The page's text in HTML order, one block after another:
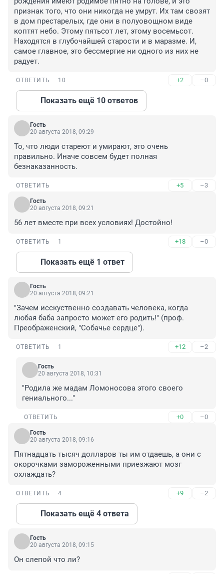
признак того, что они никогда не умрут. Их там свозят
в дом престарелых, где они в полуовощном виде
коптят небо. Этому пятьсот лет, этому восемьсот.
Находятся в глубочайшей старости и в маразме. И,
самое главное, это бессмертие ни одного из них не
радует.
ОТВЕТИТЬ 10 +2 –0
Показать ещё 10 ответов
Гость
20 августа 2018, 09:29
То, что люди стареют и умирают, это очень
правильно. Иначе совсем будет полная
безнаказанность.
ОТВЕТИТЬ +5 –3
Гость
20 августа 2018, 09:21
56 лет вместе при всех условиях! Достойно!
ОТВЕТИТЬ 1 +18 –0
Показать ещё 1 ответ
Гость
20 августа 2018, 09:21
"Зачем исскуственно создавать человека, когда
любая баба запросто может его родить!" (проф.
Преображенский, "Собачье сердце").
ОТВЕТИТЬ 1 +12 –2
Гость
20 августа 2018, 10:31
"Родила же мадам Ломоносова этого своего
гениального..."
ОТВЕТИТЬ +0 –0
Гость
20 августа 2018, 09:16
Пятнадцать тысяч долларов ты им отдаешь, а они с
окорочками замороженными приезжают мозг
охлаждать?
ОТВЕТИТЬ 4 +9 –2
Показать ещё 4 ответа
Гость
20 августа 2018, 09:15
Он слепой что ли?